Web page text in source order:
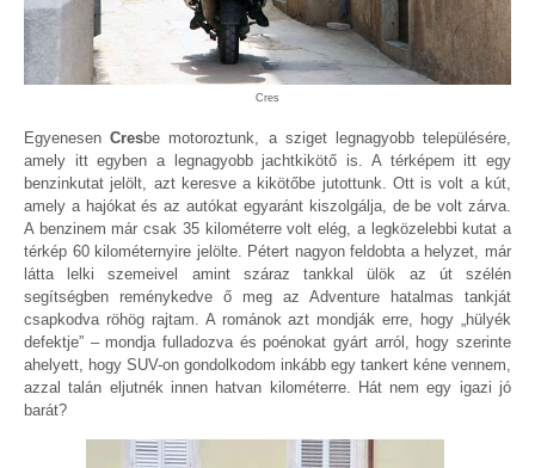
Cres
EgyenesenCresbe motoroztunk, a sziget legnagyobb településére,
amely itt egyben a legnagyobb jachtkikötő is. A térképem itt egy
benzinkutat jelölt, azt keresve a kikötőbe jutottunk. Ott is volt a kút,
amely a hajókat és az autókat egyaránt kiszolgálja, de be volt zárva.
A benzinem már csak 35 kilométerre volt elég, a legközelebbi kutat a
térkép 60 kilométernyire jelölte. Pétert nagyon feldobta a helyzet, már
látta lelki szemeivel amint száraz tankkal ülök az út szélén
segítségben reménykedve ő meg az Adventure hatalmas tankját
csapkodva röhög rajtam. A románok azt mondják erre, hogy „hülyék
defektje” – mondja fulladozva és poénokat gyárt arról, hogy szerinte
ahelyett, hogy SUV-on gondolkodom inkább egy tankert kéne vennem,
azzal talán eljutnék innen hatvan kilométerre. Hát nem egy igazi jó
barát?